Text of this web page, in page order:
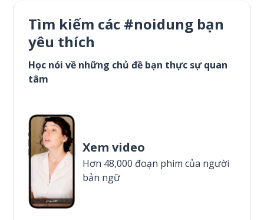
Tìm kiếm các #noidung bạn
yêu thích
Học nói về những chủ đề bạn thực sự quan
tâm
Xem video
Hơn 48,000 đoạn phim của người
bản ngữ